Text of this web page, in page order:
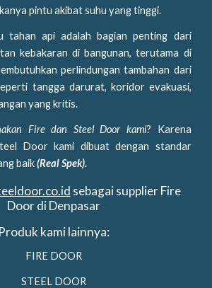
pintu akibat suhu yang tinggi.
tahan api adalah bagian penting dari
kebakaran di bangunan, terutama di
perlindungan tambahan dari
tangga darurat, koridor evakuasi,
yang kritis.
Fire dan Steel Door kami? Karena
Door kami dibuat dengan standar
baik(Real Spek).
sebagai supplier Fire
Door di Denpasar
Produk kami lainnya:
FIRE DOOR
STEEL DOOR